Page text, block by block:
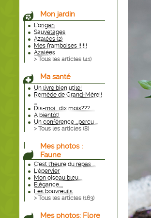
Mon jardin
L'origan
Sauvetages
Azalées (2)
Mes framboises !!!!!!
Azalées
> Tous les articles (41)
Ma santé
Un livre bien utile!
Remède de Grand-Mère!!
...
Dis-moi....dix mois??? ...
A bientôt!
Un conférence ...percu ...
> Tous les articles (8)
Mes photos :
Faune
C'est l'heure du repas ...
L'épervier
Mon oiseau bleu....
Elégance....
Les bouvreuils
> Tous les articles (163)
Mes photos: Flore